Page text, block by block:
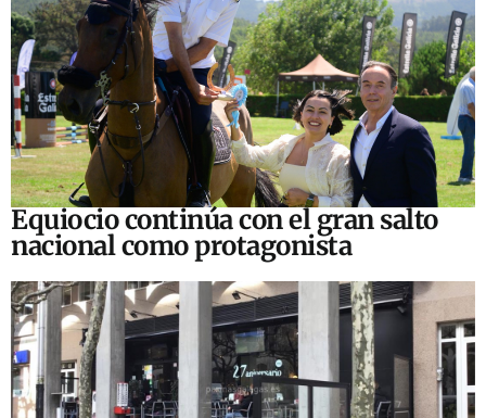
Equiocio continúa con el gran salto
nacional como protagonista